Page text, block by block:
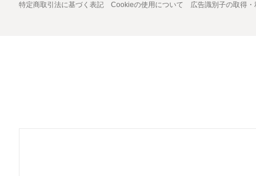
特定商取引法に基づく表記 Cookieの使用について 広告識別子の取得・